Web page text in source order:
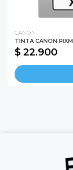
CANON
TINTA CANON
$ 22.900